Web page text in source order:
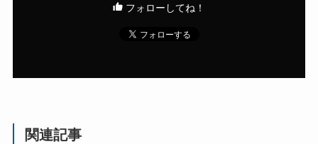
フォローしてね！
関連記事